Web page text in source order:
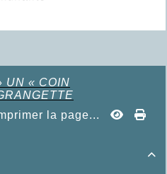
UN « COIN
la page...
